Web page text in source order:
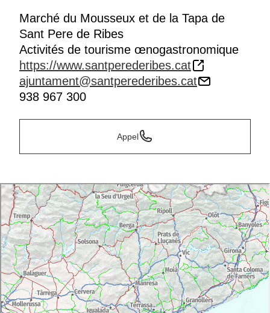
Marché du Mousseux et de la Tapa de
Sant Pere de Ribes
Activités de tourisme œnogastronomique
https://www.santperederibes.cat
ajuntament@santperederibes.cat
938 967 300
Appel